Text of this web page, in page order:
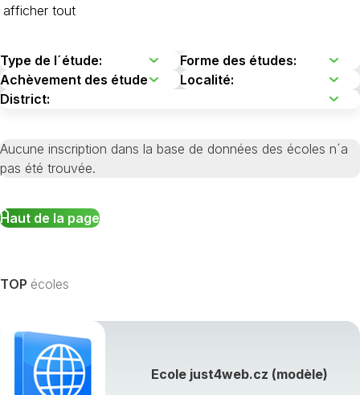
afficher tout
Aucune inscription dans la base de données des écoles n´a
pas été trouvée.
Haut de la page
TOP écoles
Ecole just4web.cz (modèle)